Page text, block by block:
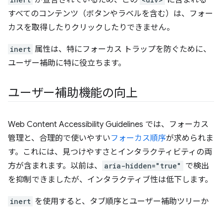
すべてのコンテンツ（ボタンやラベルを含む）は、フォー
カスを取得したりクリックしたりできません。
inert 属性は、特にフォーカス トラップを防ぐために、
ユーザー補助に特に役立ちます。
ユーザー補助機能の向上
Web Content Accessibility Guidelines では、フォーカス
管理と、合理的で使いやすいフォーカス順序が求められま
す。これには、見つけやすさとインタラクティビティの両
方が含まれます。以前は、
aria-hidden="true"
で検出
を抑制できましたが、インタラクティブ性は低下します。
inert を使用すると、タブ順序とユーザー補助ツリーか